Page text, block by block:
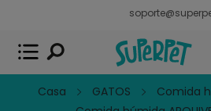
Casa GATOS
Comida
Superpet, comida para
APP GRATIS - En Google Play